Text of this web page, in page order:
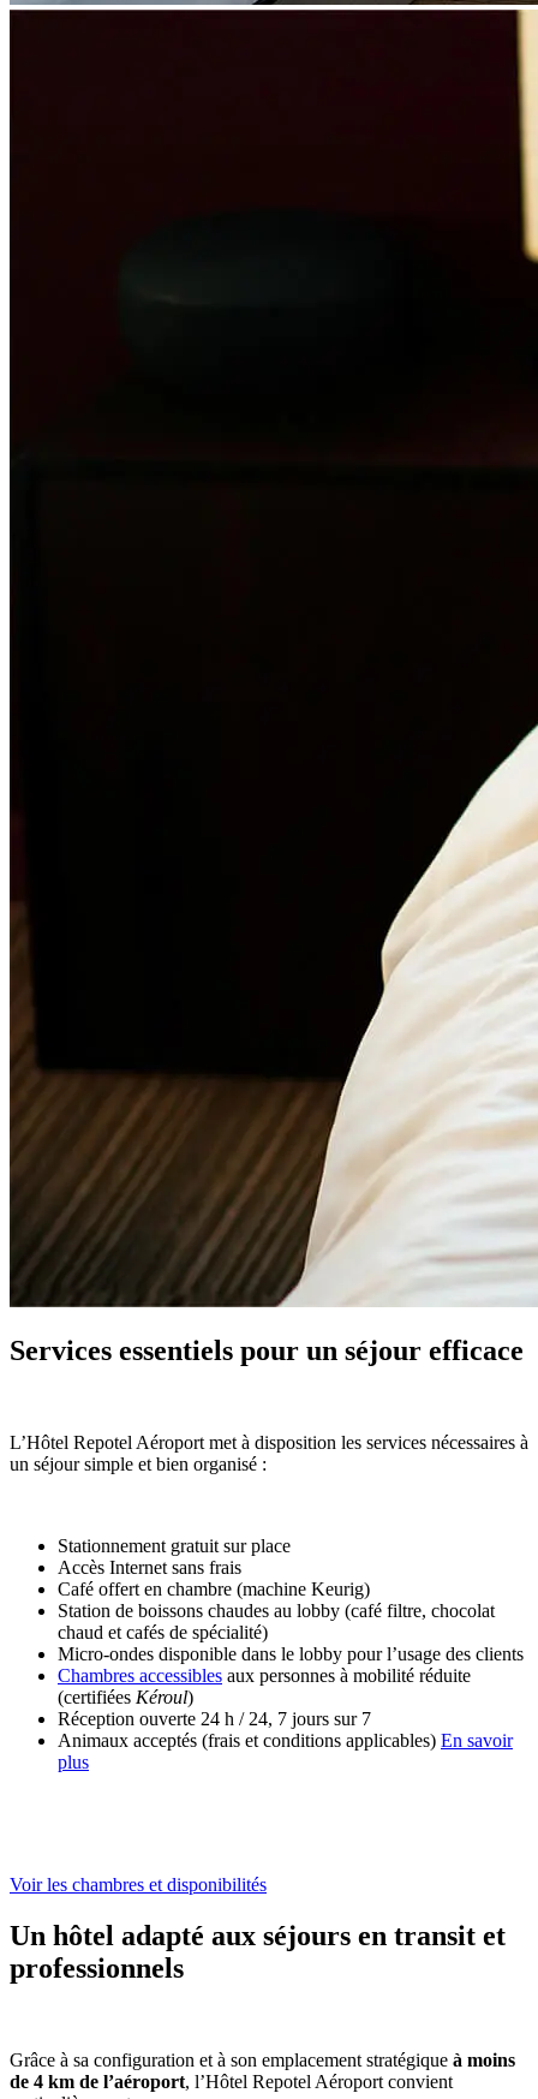
Services essentiels pour un séjour efficace
L’Hôtel Repotel Aéroport met à disposition les services nécessaires à
un séjour simple et bien organisé :
Stationnement gratuit sur place
Accès Internet sans frais
Café offert en chambre (machine Keurig)
Station de boissons chaudes au lobby (café filtre, chocolat
chaud et cafés de spécialité)
Micro-ondes disponible dans le lobby pour l’usage des clients
Chambres accessibles aux personnes à mobilité réduite
(certifiées Kéroul)
Réception ouverte 24 h / 24, 7 jours sur 7
Animaux acceptés (frais et conditions applicables) En savoir
plus
Voir les chambres et disponibilités
Un hôtel adapté aux séjours en transit et
professionnels
Grâce à sa configuration et à son emplacement stratégique à moins
de 4 km de l’aéroport, l’Hôtel Repotel Aéroport convient